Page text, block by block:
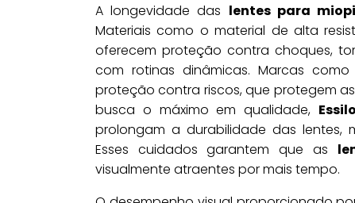
A longevidade das lentes para
Materiais como o material de alta
oferecem proteção contra choques,
com rotinas dinâmicas. Marcas
proteção contra riscos, que protegem
busca o máximo em qualidade,
prolongam a durabilidade das lentes,
Esses cuidados garantem que as
visualmente atraentes por mais tempo.